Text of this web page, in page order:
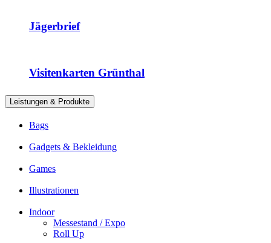
Jägerbrief
Visitenkarten Grünthal
Leistungen & Produkte
Bags
Gadgets & Bekleidung
Games
Illustrationen
Indoor
Messestand / Expo
Roll Up